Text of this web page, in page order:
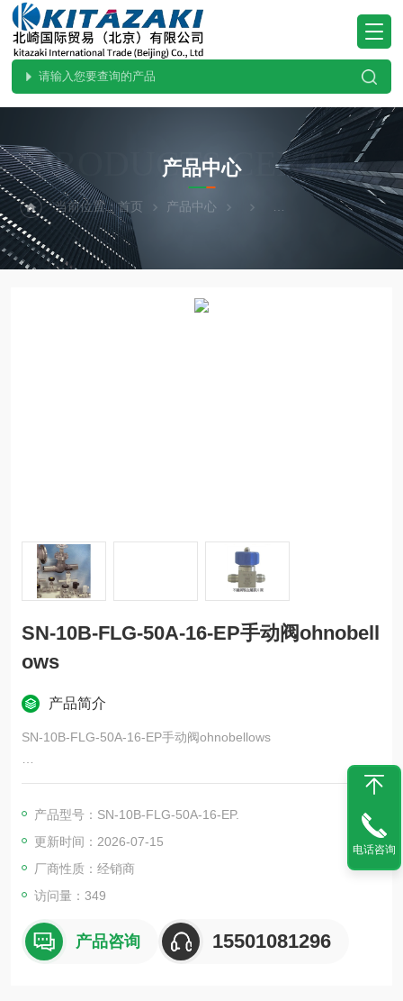
PRODUCTS CENTER
产品中心
当前位置：首页 产品中心 ohnobellows大野贝洛
SN-10B-FLG-50A-16-EP手动阀ohnobell
ows
产品简介
SN-10B-FLG-50A-16-EP手动阀ohnobellows
在半导体、液晶、食品加工和真空工业等需要清洁度的领域中，
产品型号：SN-10B-FLG-50A-16-EP.
更新时间：2026-07-15
厂商性质：经销商
访问量：349
产品咨询 15501081296
电话咨询